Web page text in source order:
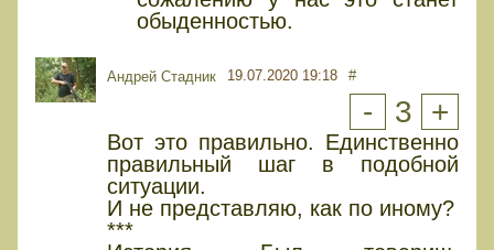
обыденностью.
Андрей Стадник 19.07.2020 19:18 #
- 3 +
Вот это правильно. Единственно
правильный шаг в подобной
ситуации.
И не представляю, как по иному?
***